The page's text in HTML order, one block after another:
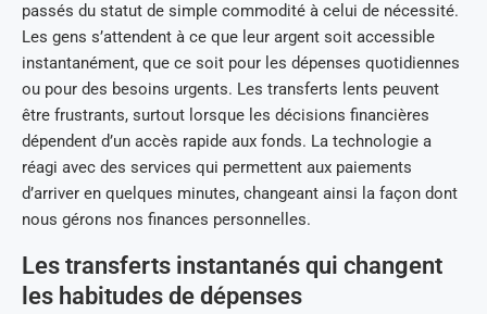
passés du statut de simple commodité à celui de nécessité.
Les gens s’attendent à ce que leur argent soit accessible
instantanément, que ce soit pour les dépenses quotidiennes
ou pour des besoins urgents. Les transferts lents peuvent
être frustrants, surtout lorsque les décisions financières
dépendent d’un accès rapide aux fonds. La technologie a
réagi avec des services qui permettent aux paiements
d’arriver en quelques minutes, changeant ainsi la façon dont
nous gérons nos finances personnelles.
Les transferts instantanés qui changent
les habitudes de dépenses